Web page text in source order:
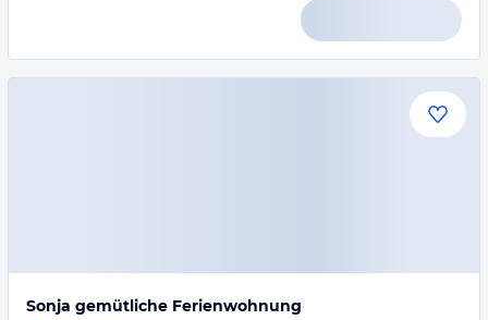
Sonja gemütliche Ferienwohnung